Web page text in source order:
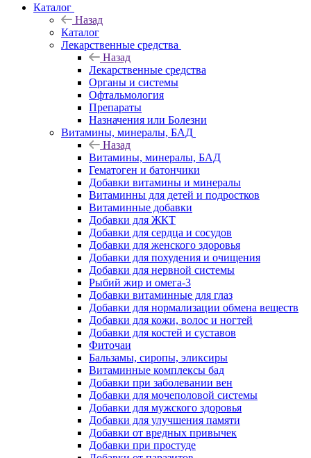
Каталог
Назад
Каталог
Лекарственные средства
Назад
Лекарственные средства
Органы и системы
Офтальмология
Препараты
Назначения или Болезни
Витамины, минералы, БАД
Назад
Витамины, минералы, БАД
Гематоген и батончики
Добавки витамины и минералы
Витаминны для детей и подростков
Витаминные добавки
Добавки для ЖКТ
Добавки для сердца и сосудов
Добавки для женского здоровья
Добавки для похудения и очищения
Добавки для нервной системы
Рыбий жир и омега-3
Добавки витаминные для глаз
Добавки для нормализации обмена веществ
Добавки для кожи, волос и ногтей
Добавки для костей и суставов
Фиточаи
Бальзамы, сиропы, эликсиры
Витаминные комплексы бад
Добавки при заболевании вен
Добавки для мочеполовой системы
Добавки для мужского здоровья
Добавки для улучшения памяти
Добавки от вредных привычек
Добавки при простуде